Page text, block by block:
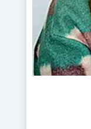
Stress
Instituto